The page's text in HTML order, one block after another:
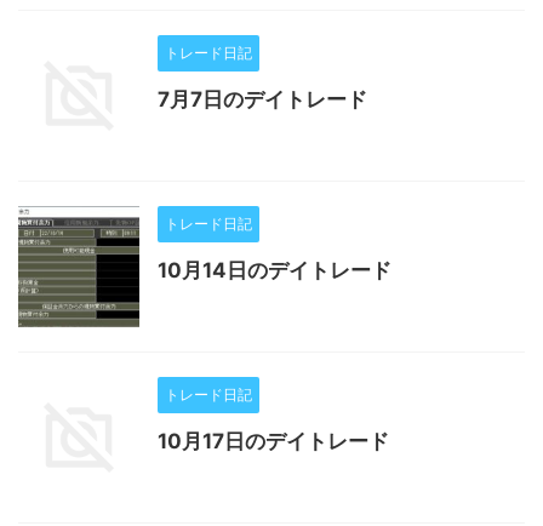
トレード日記
7月7日のデイトレード
トレード日記
10月14日のデイトレード
トレード日記
10月17日のデイトレード